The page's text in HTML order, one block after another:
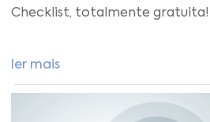
Checklist, totalmente gratuita!
ler mais